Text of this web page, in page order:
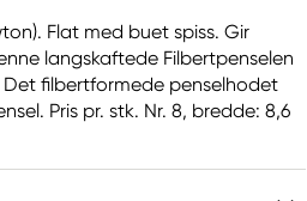
Flat med buet spiss. Gir
langskaftede Filbertpenselen
filbertformede penselhodet
Pris pr. stk. Nr. 8, bredde: 8,6